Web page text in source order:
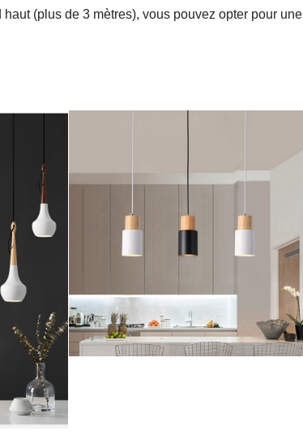
(plus de 3 mètres), vous pouvez opter pour une